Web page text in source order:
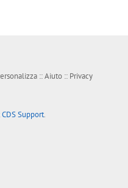
::Aiuto :: Privacy
CDS Support.